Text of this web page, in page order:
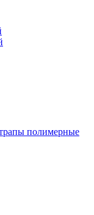
полимерные